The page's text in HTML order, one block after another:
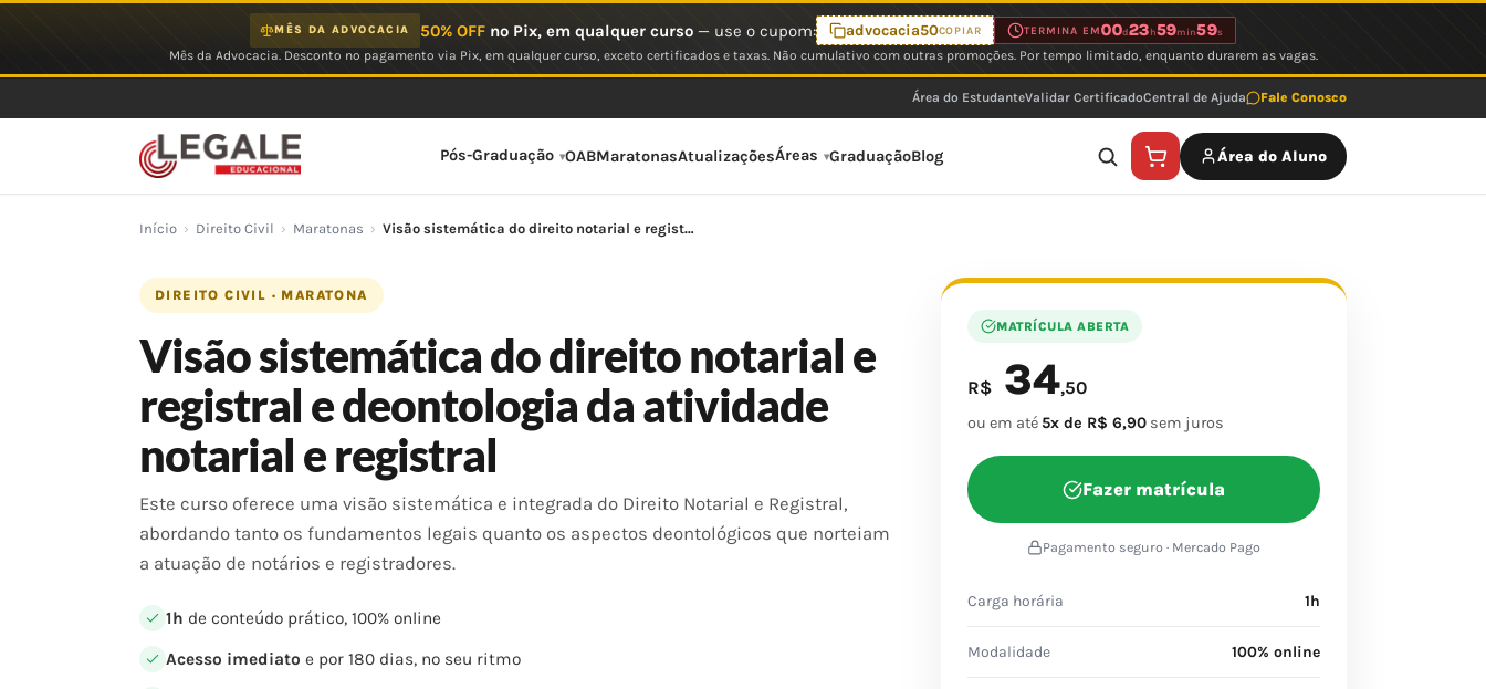
MÊS DA ADVOCACIA 50% OFFno Pix, em qualquer curso— use o cupom: advocacia50COPIAR TERMINA EM00d23 h59min59s
Mês da Advocacia. Desconto no pagamento via Pix, em qualquer curso, exceto certificados e taxas. Não cumulativo com outras promoções. Por tempo limitado, enquanto durarem as vagas.
Área do EstudanteValidar CertificadoCentral de Ajuda Fale Conosco
Pós-Graduação OABMaratonasAtualizaçõesÁreas GraduaçãoBlog Área do Aluno
Início › Direito Civil › Maratonas › Visão sistemática do direito notarial e regist…
DIREITO CIVIL · MARATONA
Visão sistemática do direito notarial e
registral e deontologia da atividade
notarial e registral
Este curso oferece uma visão sistemática e integrada do Direito Notarial e Registral,
abordando tanto os fundamentos legais quanto os aspectos deontológicos que norteiam
a atuação de notários e registradores.
1h de conteúdo prático, 100% online
Acesso imediato e por 180 dias, no seu ritmo
MATRÍCULA ABERTA
R$ 34,50
ou em até 5x de R$ 6,90 sem juros
Fazer matrícula
Pagamento seguro · Mercado Pago
Carga horária 1h
Modalidade 100% online